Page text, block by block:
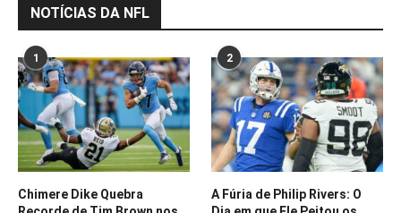
NOTÍCIAS DA NFL
1
Chimere Dike Quebra
2
A Fúria de Philip Rivers: O